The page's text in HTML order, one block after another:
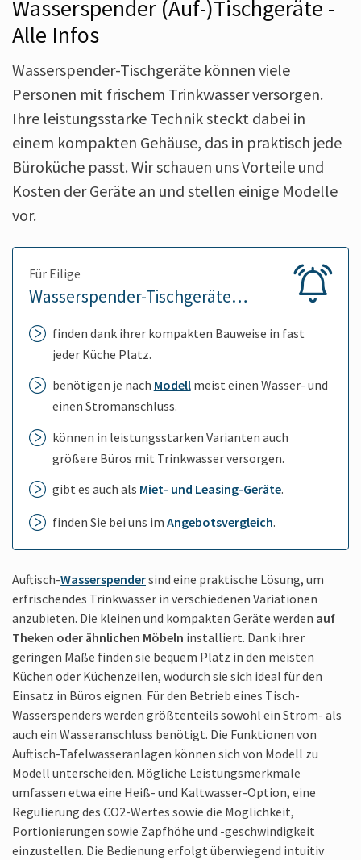
Wasserspender (Auf-)Tischgeräte -
Alle Infos
Wasserspender-Tischgeräte können viele
Personen mit frischem Trinkwasser versorgen.
Ihre leistungsstarke Technik steckt dabei in
einem kompakten Gehäuse, das in praktisch jede
Büroküche passt. Wir schauen uns Vorteile und
Kosten der Geräte an und stellen einige Modelle
vor.
Für Eilige
Wasserspender-Tischgeräte…
finden dank ihrer kompakten Bauweise in fast
jeder Küche Platz.
benötigen je nach Modellmeist einen Wasser- und
einen Stromanschluss.
können in leistungsstarken Varianten auch
größere Büros mit Trinkwasser versorgen.
gibt es auch als Miet- und Leasing-Geräte.
finden Sie bei uns im Angebotsvergleich.
Auftisch-Wasserspendersind eine praktische Lösung, um
erfrischendes Trinkwasser in verschiedenen Variationen
anzubieten. Die kleinen und kompakten Geräte werden auf
Theken oder ähnlichen Möbeln installiert. Dank ihrer
geringen Maße finden sie bequem Platz in den meisten
Küchen oder Küchenzeilen, wodurch sie sich ideal für den
Einsatz in Büros eignen. Für den Betrieb eines Tisch-
Wasserspenders werden größtenteils sowohl ein Strom- als
auch ein Wasseranschluss benötigt. Die Funktionen von
Auftisch-Tafelwasseranlagen können sich von Modell zu
Modell unterscheiden. Mögliche Leistungsmerkmale
umfassen etwa eine Heiß- und Kaltwasser-Option, eine
Regulierung des CO2-Wertes sowie die Möglichkeit,
Portionierungen sowie Zapfhöhe und -geschwindigkeit
einzustellen. Die Bedienung erfolgt überwiegend intuitiv